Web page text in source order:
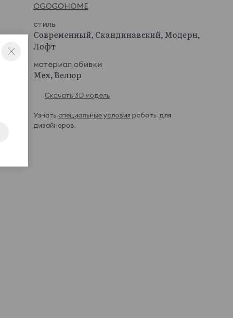
OGOGOHOME
стиль
Современный, Скандинавский, Модерн,
Лофт
материал обивки
Мех, Велюр
Скачать 3D модель
Узнать специальные условия работы для
дизайнеров.